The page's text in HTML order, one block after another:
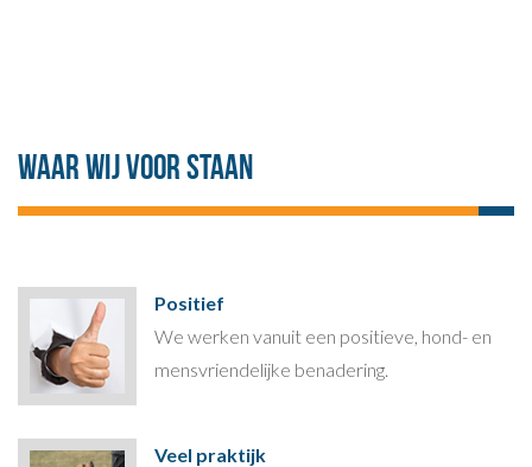
Waar wij voor staan
Positief
We werken vanuit een positieve, hond- en
mensvriendelijke benadering.
Veel praktijk